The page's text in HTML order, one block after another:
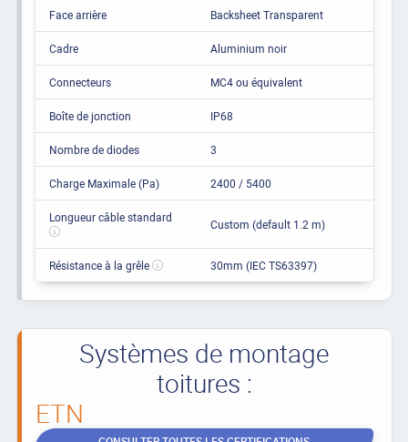
Face arrière Backsheet Transparent
Cadre Aluminium noir
Connecteurs MC4 ou équivalent
Boîte de jonction IP68
Nombre de diodes 3
Charge Maximale (Pa) 2400 / 5400
Longueur câble standard Custom (default 1.2 m)
Résistance à la grêle 30mm (IEC TS63397)
Systèmes de montage
toitures :
ETN